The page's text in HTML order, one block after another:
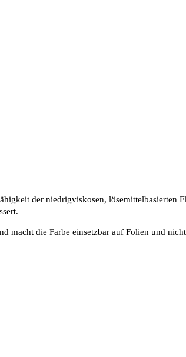
der niedrigviskosen, lösemittelbasierten
die Farbe einsetzbar auf Folien und